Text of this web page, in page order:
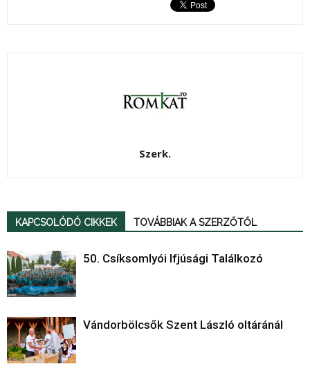
Szerk.
KAPCSOLÓDÓ CIKKEK TOVÁBBIAK A SZERZŐTŐL
50. Csíksomlyói Ifjúsági Találkozó
Vándorbölcsők Szent László oltáránál